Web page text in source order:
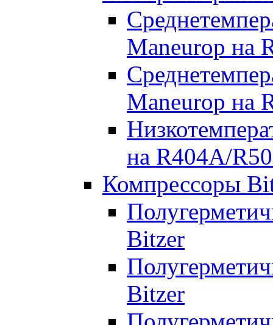
Maneurop на
Maneurop на
на R404A/
Компрессоры
Bitzer
Bitzer